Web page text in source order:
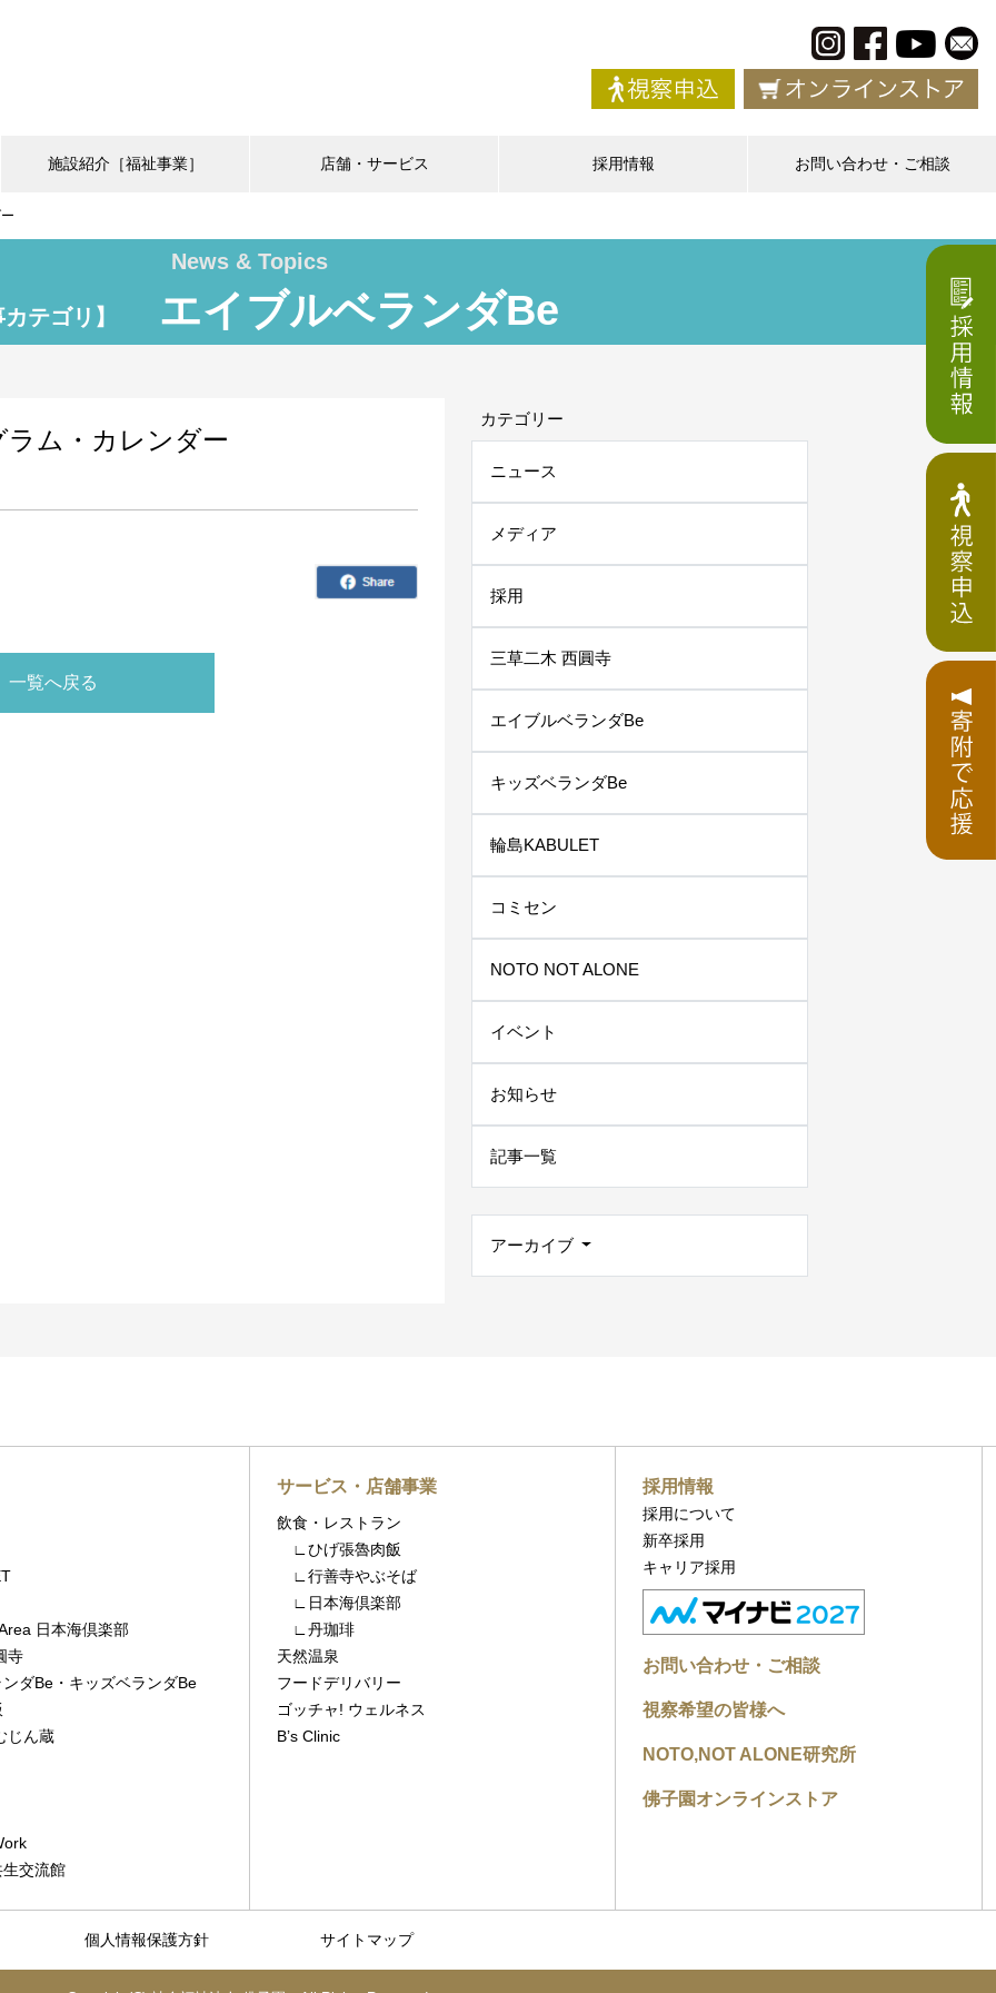
施設紹介［福祉事業］ 店舗・サービス 採用情報 お問い合わせ・ご相談
News & Topics
テゴリ】 エイブルベランダBe
ム・カレンダー
一覧へ戻る
カテゴリー
ニュース
メディア
採用
三草二木 西圓寺
エイブルベランダBe
キッズベランダBe
輪島KABULET
コミセン
NOTO NOT ALONE
イベント
お知らせ
記事一覧
アーカイブ
日本海倶楽部
寺
ダBe・ キッズベランダBe
じん蔵
交流館
サービス・店舗事業
飲食・レストラン
∟ひげ張魯肉飯
∟行善寺やぶそば
∟日本海倶楽部
∟丹珈琲
天然温泉
フードデリバリー
ゴッチャ! ウェルネス
B’s Clinic
採用情報
採用について
新卒採用
キャリア採用
お問い合わせ・ご相談
視察希望の皆様へ
NOTO,NOT ALONE研究所
佛子園オンラインストア
個人情報保護方針 サイトマップ